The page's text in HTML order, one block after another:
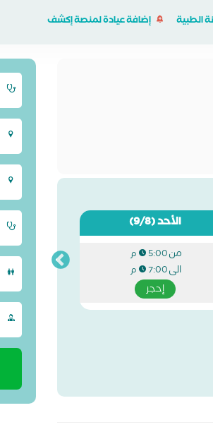
الطبية إضافة عيادة لمنصة إكشف
الأحد(9/8)
من5:00 م
الى7:00 م
إحجز